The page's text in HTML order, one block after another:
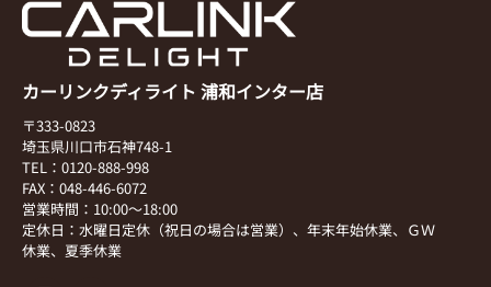
カーリンクディライト 浦和インター店
〒333-0823
埼玉県川口市石神748-1
TEL：0120-888-998
FAX：048-446-6072
営業時間：10:00～18:00
定休日：水曜日定休（祝日の場合は営業）、年末年始休業、ＧＷ
休業、夏季休業